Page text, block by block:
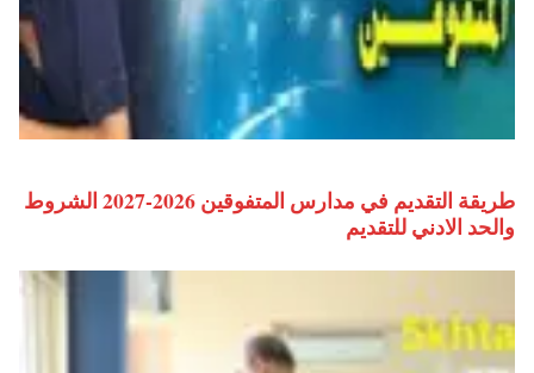
طريقة التقديم في مدارس المتفوقين 2026-2027 الشروط
والحد الادني للتقديم